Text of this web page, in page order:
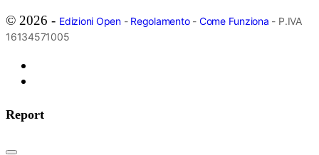
© 2026 - Edizioni Open- Regolamento- Come Funziona - P.IVA
16134571005
Report